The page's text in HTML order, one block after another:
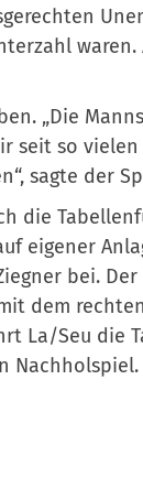
waren.
„Die
seit so
sagte der
die
eigener
bei.
dem
La/Seu die
Nachholspiel.